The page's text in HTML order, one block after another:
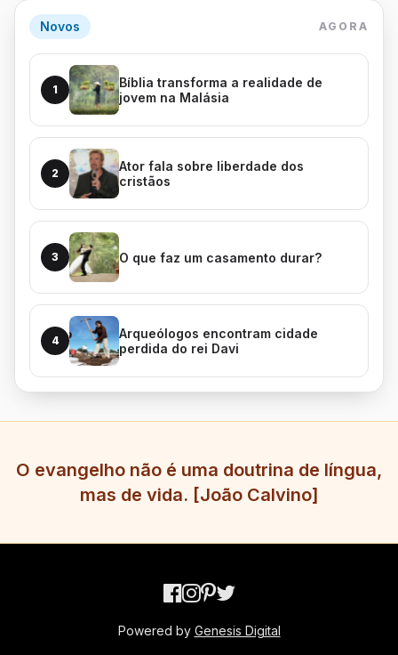
Novos AGORA
1
Bíblia transforma a realidade de
jovem na Malásia
2
Ator fala sobre liberdade dos
cristãos
3 O que faz um casamento durar?
4
Arqueólogos encontram cidade
perdida do rei Davi
O evangelho não é uma doutrina de língua,
mas de vida. [João Calvino]
Powered by Genesis Digital